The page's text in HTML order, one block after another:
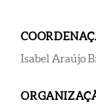
Isabel Araújo